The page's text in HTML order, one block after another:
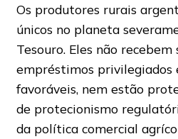
Os produtores rurais
únicos no planeta
Tesouro. Eles não recebem
empréstimos privilegiados
favoráveis, nem estão
de protecionismo
da política comercial